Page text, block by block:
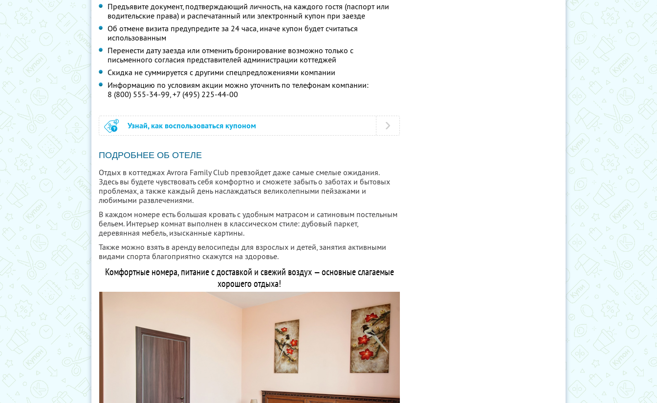
Предъявите документ, подтверждающий личность, на каждого гостя (паспорт или
водительские права) и распечатанный или электронный купон при заезде
Об отмене визита предупредите за 24 часа, иначе купон будет считаться
использованным
Перенести дату заезда или отменить бронирование возможно только с
письменного согласия представителей администрации коттеджей
Скидка не суммируется с другими спецпредложениями компании
Информацию по условиям акции можно уточнить по телефонам компании:
8 (800) 555-34-99, +7 (495) 225-44-00
Узнай, как воспользоваться купоном
ПОДРОБНЕЕ ОБ ОТЕЛЕ
Отдых в коттеджах Avrora Family Club превзойдет даже самые смелые ожидания.
Здесь вы будете чувствовать себя комфортно и сможете забыть о заботах и бытовых
проблемах, а также каждый день наслаждаться великолепными пейзажами и
любимыми развлечениями.
В каждом номере есть большая кровать с удобным матрасом и сатиновым постельным
бельем. Интерьер комнат выполнен в классическом стиле: дубовый паркет,
деревянная мебель, изысканные картины.
Также можно взять в аренду велосипеды для взрослых и детей, занятия активными
видами спорта благоприятно скажутся на здоровье.
Комфортные номера, питание с доставкой и свежий воздух — основные слагаемые
хорошего отдыха!